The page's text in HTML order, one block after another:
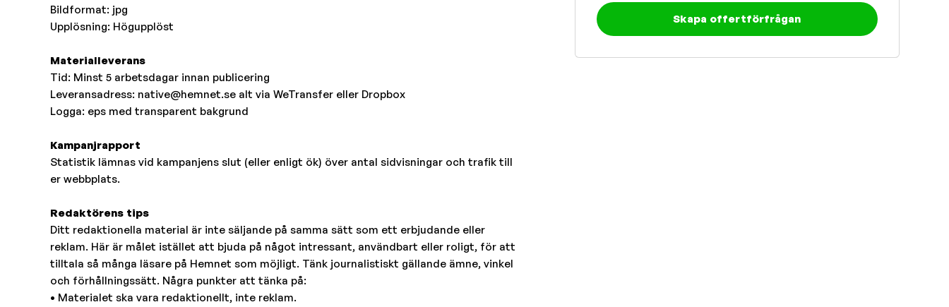
Bildformat: jpg
Upplösning: Högupplöst
Materialleverans
Tid: Minst 5 arbetsdagar innan publicering
Leveransadress: native@hemnet.se alt via WeTransfer eller Dropbox
Logga: eps med transparent bakgrund
Kampanjrapport
Statistik lämnas vid kampanjens slut (eller enligt ök) över antal sidvisningar och trafik till
er webbplats.
Redaktörens tips
Ditt redaktionella material är inte säljande på samma sätt som ett erbjudande eller
reklam. Här är målet istället att bjuda på något intressant, användbart eller roligt, för att
tilltala så många läsare på Hemnet som möjligt. Tänk journalistiskt gällande ämne, vinkel
och förhållningssätt. Några punkter att tänka på:
• Materialet ska vara redaktionellt, inte reklam.
Skapa offertförfrågan